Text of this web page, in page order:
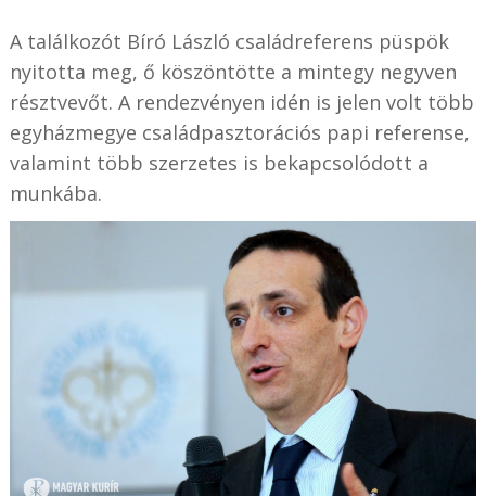
A találkozót Bíró László családreferens püspök
nyitotta meg, ő köszöntötte a mintegy negyven
résztvevőt. A rendezvényen idén is jelen volt több
egyházmegye családpasztorációs papi referense,
valamint több szerzetes is bekapcsolódott a
munkába.